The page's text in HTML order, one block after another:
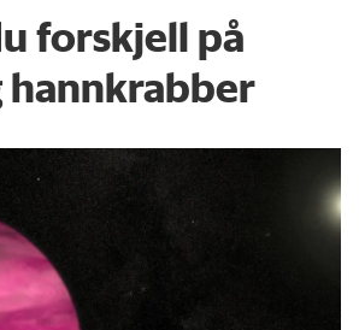
forskjell på
hannkrabber